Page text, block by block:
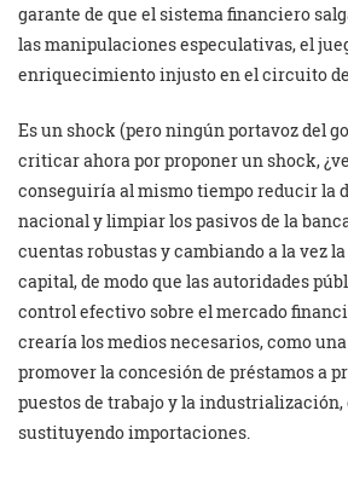
garante de que el sistema financiero
las manipulaciones especulativas, el
enriquecimiento injusto en el circuito
Es un shock (pero ningún portavoz del
criticar ahora por proponer un shock,
conseguiría al mismo tiempo reducir la
nacional y limpiar los pasivos de la
cuentas robustas y cambiando a la vez
capital, de modo que las autoridades
control efectivo sobre el mercado
crearía los medios necesarios, como
promover la concesión de préstamos a
puestos de trabajo y la industrialización,
sustituyendo importaciones.